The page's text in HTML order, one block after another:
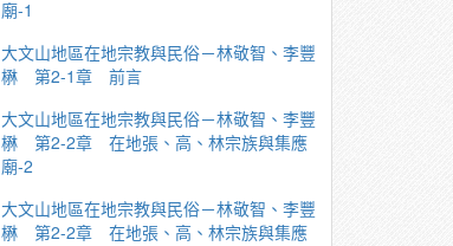
廟-1
大文山地區在地宗教與民俗－林敬智、李豐
楙 第2-1章 前言
大文山地區在地宗教與民俗－林敬智、李豐
楙 第2-2章 在地張、高、林宗族與集應
廟-2
大文山地區在地宗教與民俗－林敬智、李豐
楙 第2-2章 在地張、高、林宗族與集應